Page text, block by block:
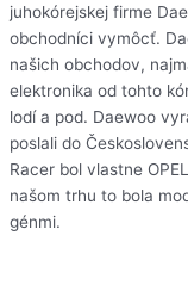
juhokórejskej firme
obchodníci vymôcť.
našich obchodov,
elektronika od tohto
lodí a pod. Daewoo
poslali do
Racer bol vlastne
našom trhu to bola
génmi.